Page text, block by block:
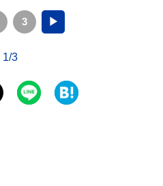
3 ▶
1/3